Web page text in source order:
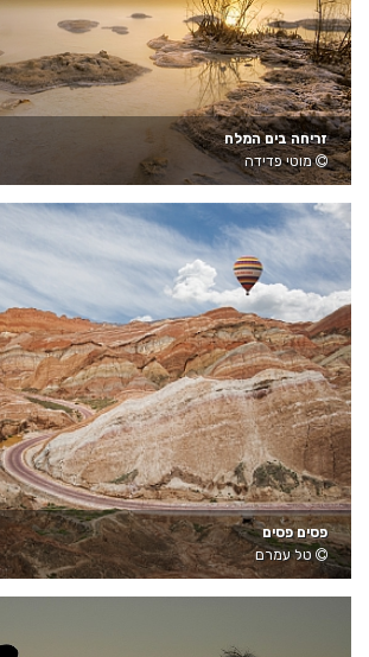
זריחה בים המלח
מוטי פדידה
פסים פסים
טל עמרם